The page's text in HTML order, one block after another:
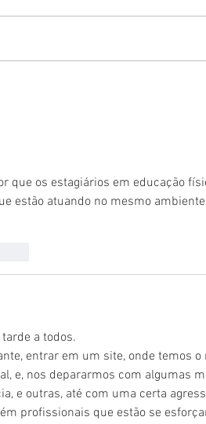
que os estagiários em educação
estão atuando no mesmo
a todos.
entrar em um site, onde temos
e, nos depararmos com algumas
e outras, até com uma certa
profissionais que estão se